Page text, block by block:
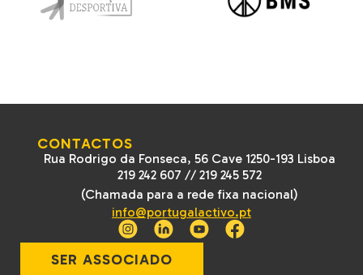
CONTACTOS
Rua Rodrigo da Fonseca, 56 Cave 1250-193 Lisboa
219 242 607 //219 245 572
(Chamada para a rede fixa nacional)
info@portugalactivo.pt
SER ASSOCIADO